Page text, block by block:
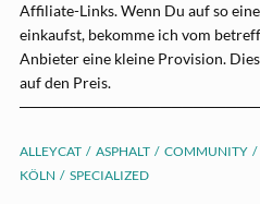
Affiliate-Links. Wenn Du auf so
einkaufst, bekomme ich vom
Anbieter eine kleine Provision.
auf den Preis.
ALLEYCAT ASPHALT COMMUNITY
KÖLN
SPECIALIZED